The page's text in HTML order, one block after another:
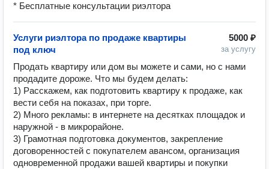
* Бесплатные консультации риэлтора
5000 ₽
за услугу
Услуги риэлтора по продаже квартиры
под ключ
Продать квартиру или дом вы можете и сами, но с нами
продадите дороже. Что мы будем делать:
1) Расскажем, как подготовить квартиру к продаже, как
вести себя на показах, при торге.
2) Много рекламы: в интернете на десятках площадок и
наружной - в микрорайоне.
3) Грамотная подготовка документов, закрепление
договоренностей с покупателем авансом, организация
одновременной продажи вашей квартиры и покупки